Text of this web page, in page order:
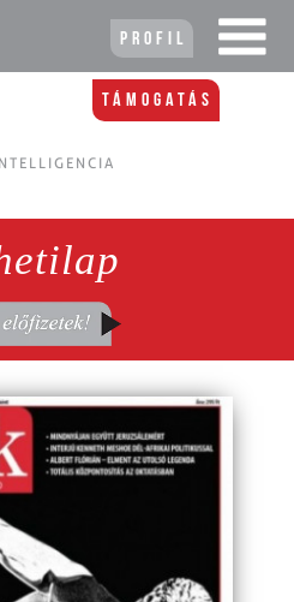
Profil
Támogatás